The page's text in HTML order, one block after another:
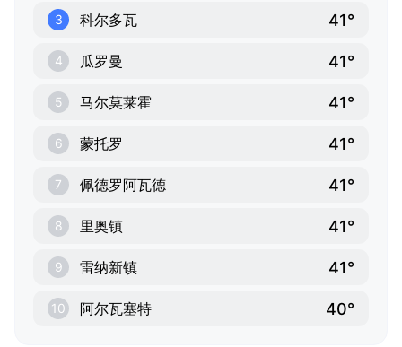
3 科尔多瓦 41°
4 瓜罗曼 41°
5 马尔莫莱霍 41°
6 蒙托罗 41°
7 佩德罗阿瓦德 41°
8 里奥镇 41°
9 雷纳新镇 41°
10 阿尔瓦塞特 40°